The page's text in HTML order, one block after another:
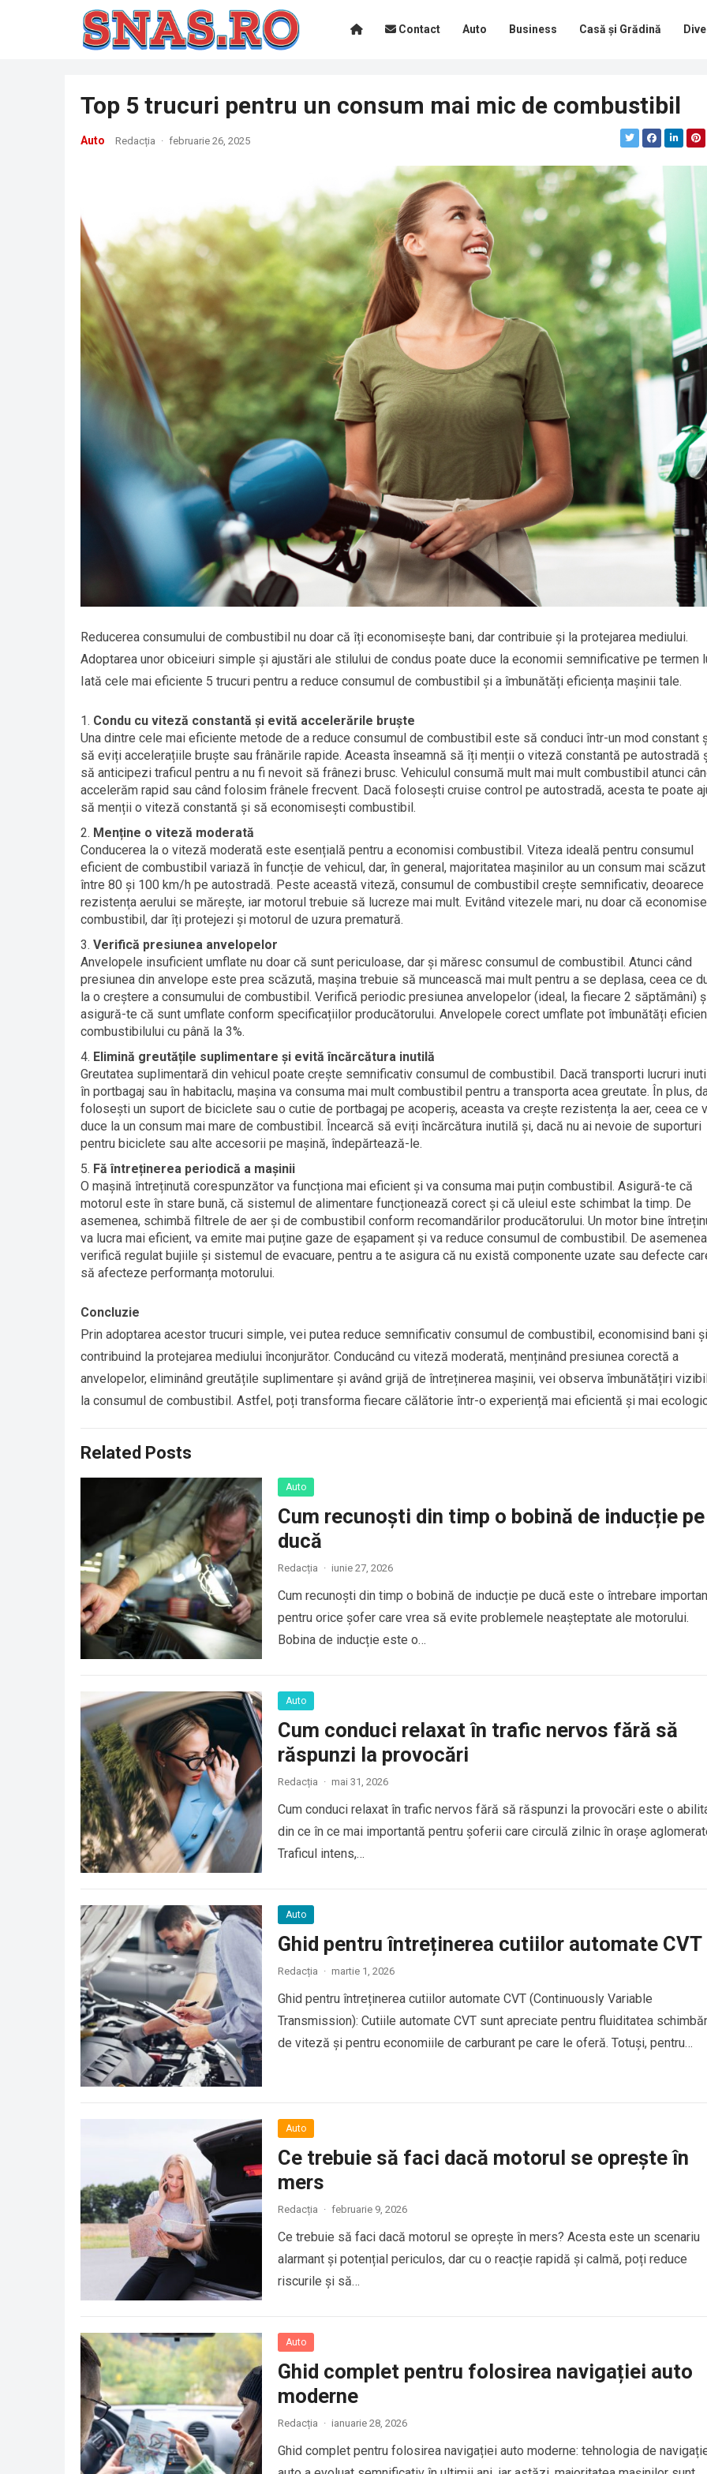
Contact Auto Business Casă și Grădină
Top 5 trucuri pentru un consum mai mic de combustibil
Auto Redacția · februarie 26, 2025
Reducerea consumului de combustibil nu doar că îți economisește bani, dar contribuie și la protejarea mediului.
Adoptarea unor obiceiuri simple și ajustări ale stilului de condus poate duce la economii semnificative pe termen
Iată cele mai eficiente 5 trucuri pentru a reduce consumul de combustibil și a îmbunătăți eficiența mașinii tale.
Condu cu viteză constantă și evită accelerările bruște
Una dintre cele mai eficiente metode de a reduce consumul de combustibil este să conduci într-un mod constant
să eviți accelerațiile bruște sau frânările rapide. Aceasta înseamnă să îți menții o viteză constantă pe autostradă
să anticipezi traficul pentru a nu fi nevoit să frânezi brusc. Vehiculul consumă mult mai mult combustibil atunci
accelerăm rapid sau când folosim frânele frecvent. Dacă folosești cruise control pe autostradă, acesta te poate
să menții o viteză constantă și să economisești combustibil.
Menține o viteză moderată
Conducerea la o viteză moderată este esențială pentru a economisi combustibil. Viteza ideală pentru consumul
eficient de combustibil variază în funcție de vehicul, dar, în general, majoritatea mașinilor au un consum mai scăzut
între 80 și 100 km/h pe autostradă. Peste această viteză, consumul de combustibil crește semnificativ, deoarece
rezistența aerului se mărește, iar motorul trebuie să lucreze mai mult. Evitând vitezele mari, nu doar că
combustibil, dar îți protejezi și motorul de uzura prematură.
Verifică presiunea anvelopelor
Anvelopele insuficient umflate nu doar că sunt periculoase, dar și măresc consumul de combustibil. Atunci când
presiunea din anvelope este prea scăzută, mașina trebuie să muncească mai mult pentru a se deplasa, ceea ce
la o creștere a consumului de combustibil. Verifică periodic presiunea anvelopelor (ideal, la fiecare 2 săptămâni)
asigură-te că sunt umflate conform specificațiilor producătorului. Anvelopele corect umflate pot îmbunătăți
combustibilului cu până la 3%.
Elimină greutățile suplimentare și evită încărcătura inutilă
Greutatea suplimentară din vehicul poate crește semnificativ consumul de combustibil. Dacă transporti lucruri
în portbagaj sau în habitaclu, mașina va consuma mai mult combustibil pentru a transporta acea greutate. În plus,
folosești un suport de biciclete sau o cutie de portbagaj pe acoperiș, aceasta va crește rezistența la aer, ceea ce
duce la un consum mai mare de combustibil. Încearcă să eviți încărcătura inutilă și, dacă nu ai nevoie de suporturi
pentru biciclete sau alte accesorii pe mașină, îndepărtează-le.
Fă întreținerea periodică a mașinii
O mașină întreținută corespunzător va funcționa mai eficient și va consuma mai puțin combustibil. Asigură-te că
motorul este în stare bună, că sistemul de alimentare funcționează corect și că uleiul este schimbat la timp. De
asemenea, schimbă filtrele de aer și de combustibil conform recomandărilor producătorului. Un motor bine
va lucra mai eficient, va emite mai puține gaze de eșapament și va reduce consumul de combustibil. De
verifică regulat bujiile și sistemul de evacuare, pentru a te asigura că nu există componente uzate sau defecte
să afecteze performanța motorului.
Concluzie
Prin adoptarea acestor trucuri simple, vei putea reduce semnificativ consumul de combustibil, economisind bani și
contribuind la protejarea mediului înconjurător. Conducând cu viteză moderată, menținând presiunea corectă a
anvelopelor, eliminând greutățile suplimentare și având grijă de întreținerea mașinii, vei observa îmbunătățiri
la consumul de combustibil. Astfel, poți transforma fiecare călătorie într-o experiență mai eficientă și mai
Related Posts
Auto
Cum recunoști din timp o bobină de inducție pe
ducă
Redacția · iunie 27, 2026
Cum recunoști din timp o bobină de inducție pe ducă este o întrebare
pentru orice șofer care vrea să evite problemele neașteptate ale motorului.
Bobina de inducție este o…
Auto
Cum conduci relaxat în trafic nervos fără să
răspunzi la provocări
Redacția · mai 31, 2026
Cum conduci relaxat în trafic nervos fără să răspunzi la provocări este o
din ce în ce mai importantă pentru șoferii care circulă zilnic în orașe
Traficul intens,…
Auto
Ghid pentru întreținerea cutiilor automate CVT
Redacția · martie 1, 2026
Ghid pentru întreținerea cutiilor automate CVT (Continuously Variable
Transmission): Cutiile automate CVT sunt apreciate pentru fluiditatea
de viteză și pentru economiile de carburant pe care le oferă. Totuși, pentru…
Auto
Ce trebuie să faci dacă motorul se oprește în
mers
Redacția · februarie 9, 2026
Ce trebuie să faci dacă motorul se oprește în mers? Acesta este un scenariu
alarmant și potențial periculos, dar cu o reacție rapidă și calmă, poți reduce
riscurile și să…
Auto
Ghid complet pentru folosirea navigației auto
moderne
Redacția · ianuarie 28, 2026
Ghid complet pentru folosirea navigației auto moderne: tehnologia de